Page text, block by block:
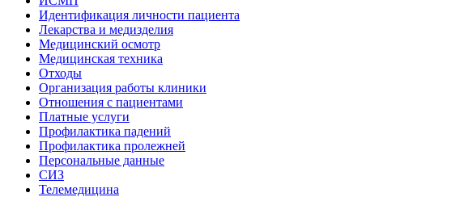
Идентификация личности пациента
Лекарства и медизделия
Медицинский осмотр
Медицинская техника
Отходы
Организация работы клиники
Отношения с пациентами
Платные услуги
Профилактика падений
Профилактика пролежней
Персональные данные
СИЗ
Телемедицина